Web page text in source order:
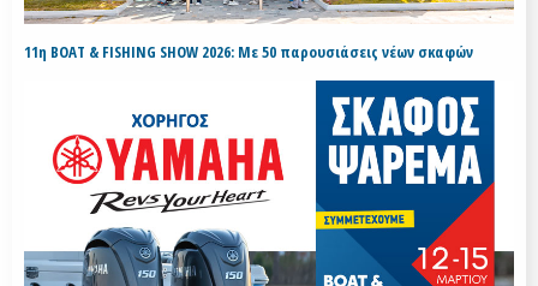
11η BOAT & FISHING SHOW 2026: Με 50 παρουσιάσεις νέων σκαφών